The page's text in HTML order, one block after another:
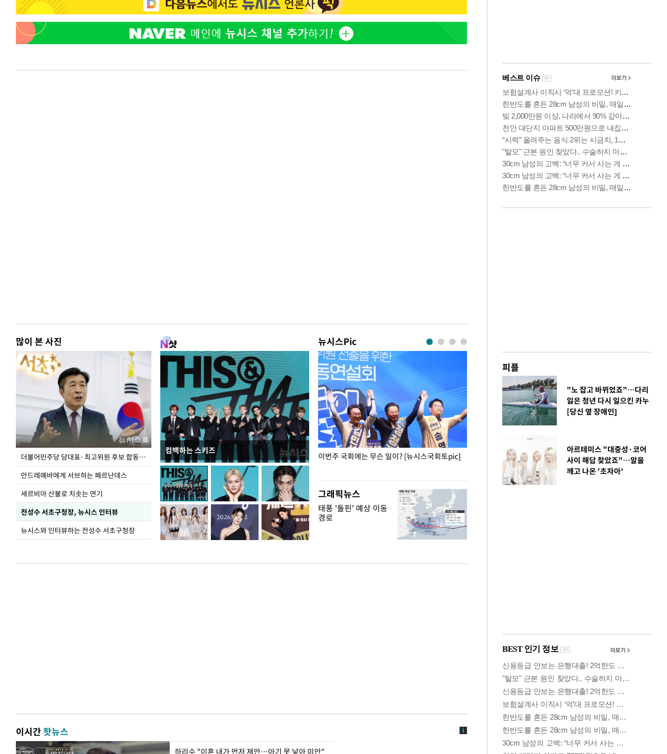
많이 본 사진
더불어민주당 당대표·최고위원 후보 합동연설회
안드레예바에게 서브하는 페르난데스
세르비아 산불로 치솟는 연기
전성수 서초구청장, 뉴시스 인터뷰
뉴시스와 인터뷰하는 전성수 서초구청장
컴백하는 스키즈
뉴시스Pic
이 대통령, 국가폭력 피해자에 위로·사과…"국가
가 책임지고 치유"
이번주 국회에는 무슨 일이? [뉴시스국회토pic] 청와대 일주일 사진으로 보는
그래픽뉴스
태풍 '돌핀' 예상 이동
경로
이시간핫뉴스
하리수 "이혼 내가 먼저 제안…아기 못 낳아 미안"
피플
"노 잡고 바뀌었죠"…다리
잃은 청년 다시 일으킨 카누
[당신 옆 장애인]
아르테미스 "대중성·코어
사이 해답 찾았죠"…알을
깨고 나온 '초자아'